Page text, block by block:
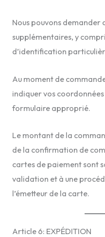
Nous pouvons demander
supplémentaires, y
d’identification
Au moment de
indiquer vos
formulaire approprié.
Le montant de la
de la confirmation de
cartes de paiement sont
validation et à une
l’émetteur de la carte.
Article 6: EXPÉDITION